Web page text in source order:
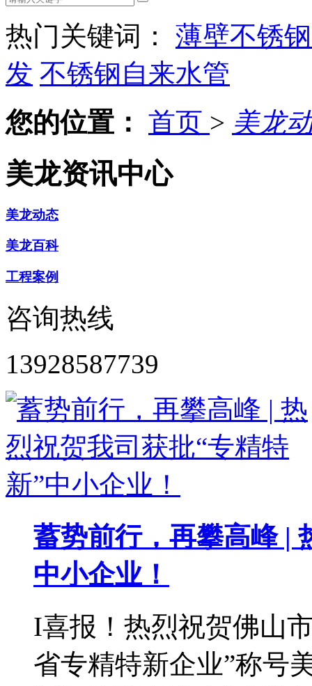
热门关键词： 薄壁不锈
发 不锈钢自来水管
您的位置： 首页 > 美龙
美龙资讯中心
美龙动态
美龙百科
工程案例
咨询热线
13928587739
蓄势前行，再攀高峰 |
中小企业！
I喜报！热烈祝贺佛山
省专精特新企业”称号